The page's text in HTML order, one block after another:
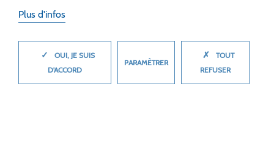
Plus d'infos
✓
OUI, JE SUIS
D'ACCORD
PARAMÈTRER
✗
TOUT
REFUSER
MASQUER